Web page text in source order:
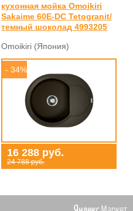
кухонная мойка Omoikiri
Sakaime 60E-DC Tetogranit/
темный шоколад 4993205
Omoikiri (Япония)
- 34%
16 288 руб.
24 788 руб.